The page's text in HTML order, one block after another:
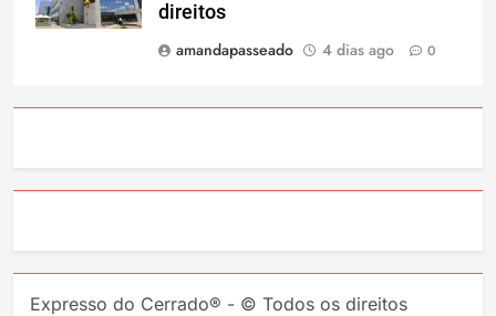
direitos
amandapasseado
4 dias ago 0
Expresso do Cerrado® - © Todos os direitos